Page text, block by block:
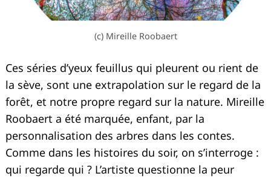
(c) Mireille Roobaert
Ces séries d’yeux feuillus qui pleurent ou rient de
la sève, sont une extrapolation sur le regard de la
forêt, et notre propre regard sur la nature. Mireille
Roobaert a été marquée, enfant, par la
personnalisation des arbres dans les contes.
Comme dans les histoires du soir, on s’interroge :
qui regarde qui ? L’artiste questionne la peur